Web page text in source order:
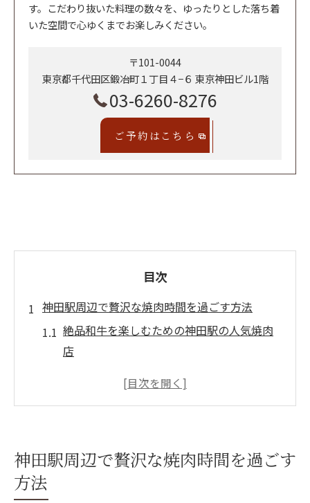
す。こだわり抜いた料理の数々を、ゆったりとした落ち着
いた空間で心ゆくまでお楽しみください。
〒101-0044
東京都千代田区鍛冶町１丁目４−６ 東京神田ビル1階
03-6260-8276
ご予約はこちら
目次
神田駅周辺で贅沢な焼肉時間を過ごす方法
絶品和牛を楽しむための神田駅の人気焼肉
店
特別な食事券でお得に贅沢な焼肉を味わう
都会の喧騒を忘れる神田駅の焼肉店の選び
神田駅周辺で贅沢な焼肉時間を過ごす
方法